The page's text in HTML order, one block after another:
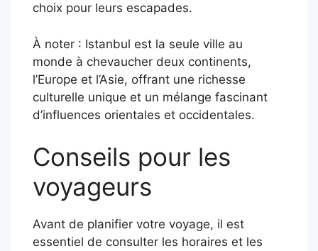
choix pour leurs escapades.
À noter : Istanbul est la seule ville au
monde à chevaucher deux continents,
l’Europe et l’Asie, offrant une richesse
culturelle unique et un mélange fascinant
d’influences orientales et occidentales.
Conseils pour les
voyageurs
Avant de planifier votre voyage, il est
essentiel de consulter les horaires et les